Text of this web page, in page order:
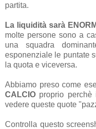
partita.
La liquidità sarà
molte persone sono a
una squadra
esponenziale le puntate
la quota e viceversa.
Abbiamo preso come
CALCIO proprio
vedere queste quote
Controlla questo